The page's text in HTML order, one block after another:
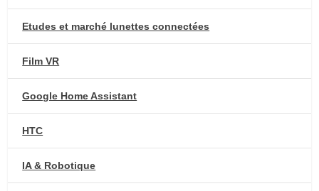
Etudes et marché lunettes connectées
Film VR
Google Home Assistant
HTC
IA & Robotique